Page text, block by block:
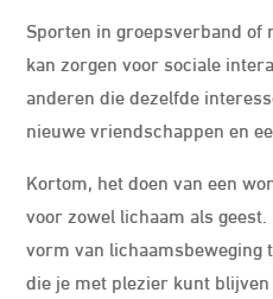
Sporten in groepsverband
kan zorgen voor sociale
anderen die dezelfde
nieuwe vriendschappen en
Kortom, het doen van een
voor zowel lichaam als
vorm van lichaamsbeweging
die je met plezier kunt